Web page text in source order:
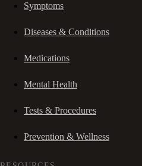
Symptoms
Diseases & Conditions
Medications
Mental Health
Tests & Procedures
Prevention & Wellness